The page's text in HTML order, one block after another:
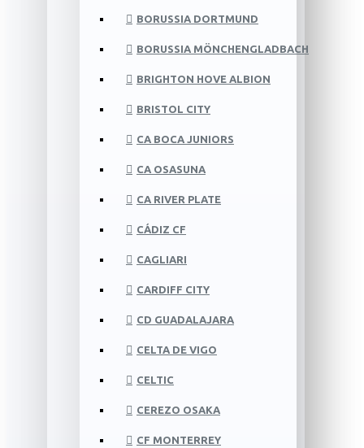
BORUSSIA DORTMUND
BORUSSIA MÖNCHENGLADBACH
BRIGHTON HOVE ALBION
BRISTOL CITY
CA BOCA JUNIORS
CA OSASUNA
CA RIVER PLATE
CÁDIZ CF
CAGLIARI
CARDIFF CITY
CD GUADALAJARA
CELTA DE VIGO
CELTIC
CEREZO OSAKA
CF MONTERREY